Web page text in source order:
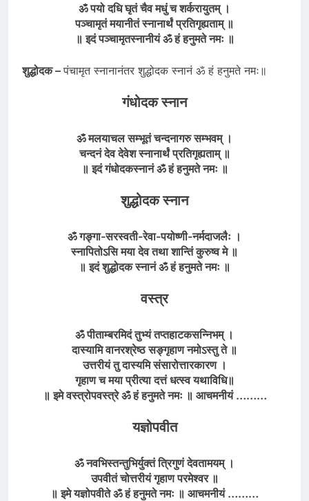
ॐ पयो दधि घृतं चैव मधुं च शर्करायुतम् ।
पञ्चामृतं मयानीतं स्नानार्थं प्रतिगृह्यताम् ॥
॥ इदं पञ्चामृतस्नानीयं ॐ हं हनुमते नमः ॥
शुद्धोदक –पंचामृत स्नानानंतर शुद्धोदक स्नानं ॐ हं हनुमते नमः॥
गंधोदक स्नान
ॐ मलयाचल सम्भूतं चन्दनागरु सम्भवम् ।
चन्दनं देव देवेश स्नानार्थं प्रतिगृह्यताम् ॥
॥ इदंगंधोदकस्नानंॐहं हनुमतेनमः ॥
शुद्धोदकस्नान
ॐ गङ्गा-सरस्वती-रेवा-पयोष्णी-नर्मदाजलैः ।
स्नापितोऽसि मया देव तथा शान्तिं कुरुष्व मे ॥
॥ इदं शुद्धोदक स्नानं ॐहं हनुमतेनमः ॥
वस्त्र
ॐ पीताम्बरमिदं तुभ्यं तप्तहाटकसन्निभम् ।
दास्यामि वानरश्रेष्ठ सङ्गृहाण नमोऽस्तु ते ॥
उत्तरीयं तु दास्यमि संसारोत्तारकारण ।
गृहाण च मया प्रीत्या दत्तं धत्स्व यथाविधि॥
॥ इमे वस्त्रोपवस्त्रे ॐहं हनुमतेनमः ॥ आचमनीयं ………
यज्ञोपवीत
ॐ नवभिस्तन्तुभिर्युक्तं त्रिगुणं देवतामयम् ।
उपवीतं चोत्तरीयं गृहाण परमेश्वर ॥
॥ इमे यज्ञोपवीते ॐहं हनुमतेनमः ॥ आचमनीयं ………